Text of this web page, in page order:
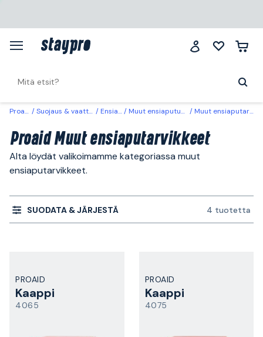
Proaid Suojaus & vaatteet Ensiapu Muut ensiaputuotteet Muut ensiaputarvikkeet
Proaid Muut ensiaputarvikkeet
Alta löydät valikoimamme kategoriassa muut
ensiaputarvikkeet.
SUODATA & JÄRJESTÄ 4 tuotetta
PROAID
Kaappi
4065
PROAID
Kaappi
4075